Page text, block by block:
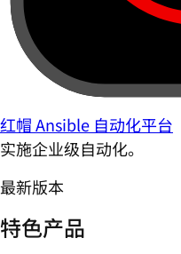
红帽 Ansible 自动化平台
实施企业级自动化。
最新版本
特色产品